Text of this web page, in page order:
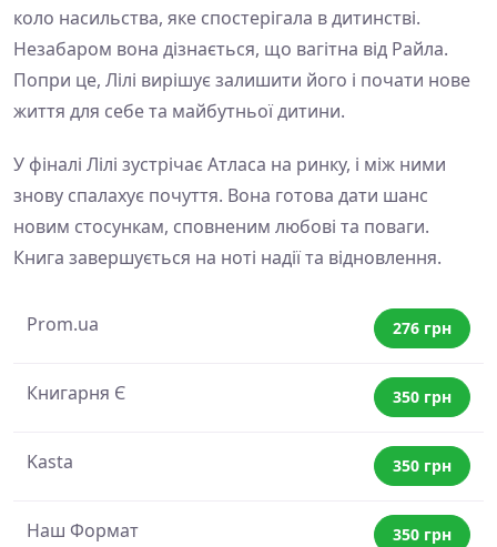
коло насильства, яке спостерігала в дитинстві.
Незабаром вона дізнається, що вагітна від Райла.
Попри це, Лілі вирішує залишити його і почати нове
життя для себе та майбутньої дитини.
У фіналі Лілі зустрічає Атласа на ринку, і між ними
знову спалахує почуття. Вона готова дати шанс
новим стосункам, сповненим любові та поваги.
Книга завершується на ноті надії та відновлення.
Prom.ua 276 грн
Книгарня Є 350 грн
Kasta 350 грн
Наш Формат 350 грн